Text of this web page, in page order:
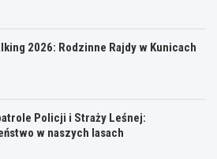
2026: Rodzinne Rajdy w Kunicach
Policji i Straży Leśnej:
w naszych lasach